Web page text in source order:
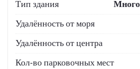
Тип здания
Удалённость от моря
Удалённость от центра
Кол-во парковочных мест